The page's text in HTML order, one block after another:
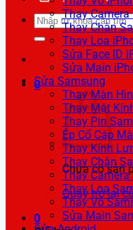
Tìm
kiếm:
0
Chưa có sản
Quay trở lại
0
Thay Camera
Thay Chân
Thay Loa
Sửa Face ID
Sửa Main
Sửa Samsung
Thay Màn
Thay Mặt
Thay Pin
Ép Cổ Cáp
Thay Kính
Thay Chân
Thay
Thay Loa
Thay Vỏ
Sửa Main